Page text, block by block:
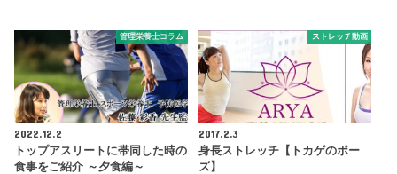
管理栄養士コラム
2022.12.2
トップアスリートに帯同した時の
食事をご紹介 ～夕食編～
ストレッチ動画
2017.2.3
身長ストレッチ【トカゲのポー
ズ】